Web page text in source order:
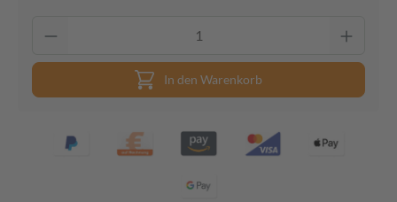
In den Warenkorb